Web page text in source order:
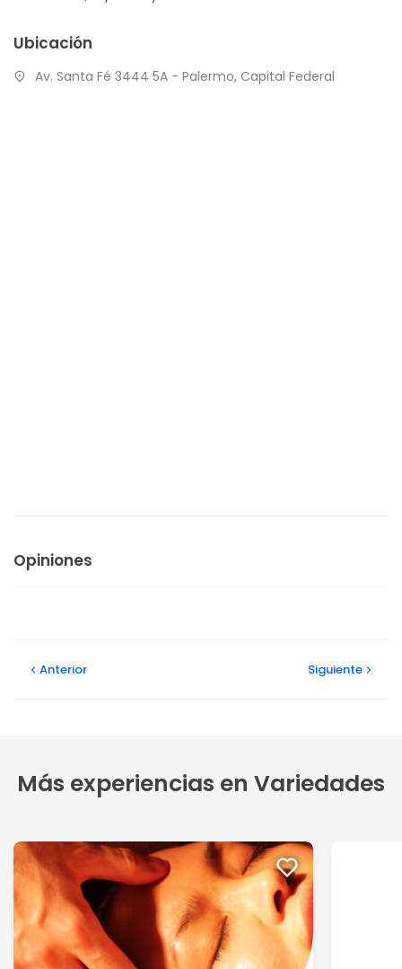
Ubicación
Av. Santa Fé 3444 5A - Palermo, Capital Federal
Opiniones
Anterior Siguiente
Más experiencias en Variedades